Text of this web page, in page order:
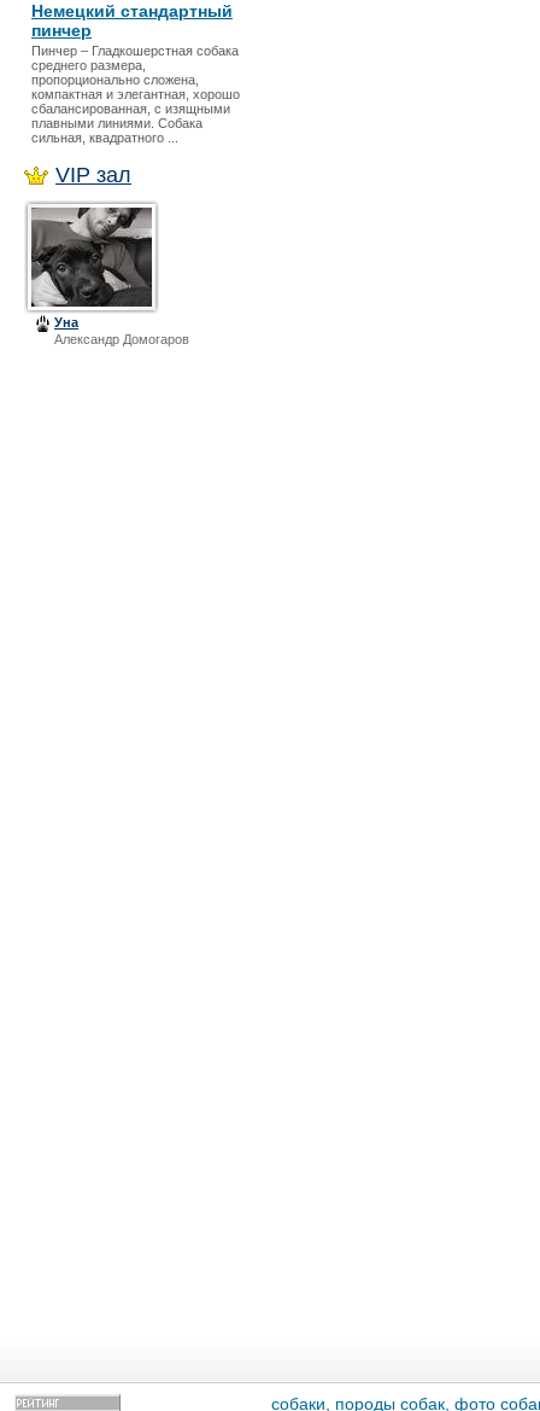
Немецкий стандартный
пинчер
Пинчер – Гладкошерстная собака
среднего размера,
пропорционально сложена,
компактная и элегантная, хорошо
сбалансированная, с изящными
плавными линиями. Собака
сильная, квадратного ...
VIP зал
Уна
Александр Домогаров
собаки, породы собак, фото